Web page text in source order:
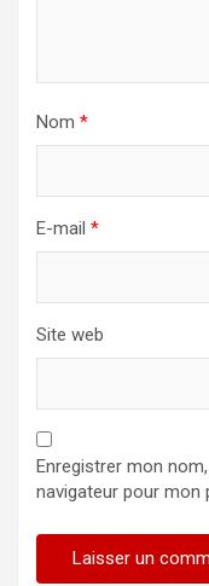
Nom *
E-mail *
Site web
Enregistrer mon
navigateur pour mon